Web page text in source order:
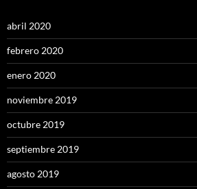
abril 2020
febrero 2020
enero 2020
noviembre 2019
octubre 2019
septiembre 2019
agosto 2019